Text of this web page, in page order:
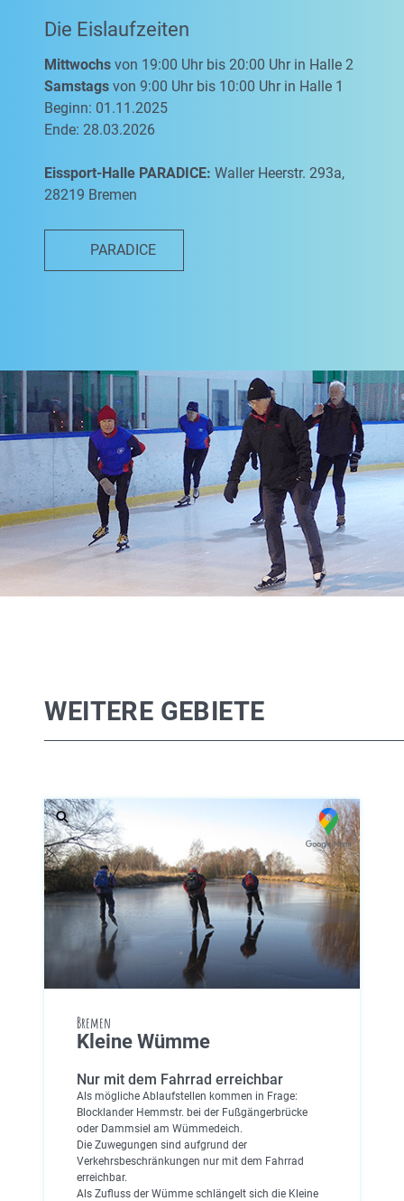
Die Eislaufzeiten
Mittwochs von 19:00 Uhr bis 20:00 Uhr in Halle 2
Samstags von 9:00 Uhr bis 10:00 Uhr in Halle 1
Beginn: 01.11.2025
Ende: 28.03.2026
Eissport-Halle PARADICE: Waller Heerstr. 293a,
28219 Bremen
PARADICE
WEITERE GEBIETE
Bremen
Kleine Wümme
Nur mit dem Fahrrad erreichbar
Als mögliche Ablaufstellen kommen in Frage:
Blocklander Hemmstr. bei der Fußgängerbrücke
oder Dammsiel am Wümmedeich.
Die Zuwegungen sind aufgrund der
Verkehrsbeschränkungen nur mit dem Fahrrad
erreichbar.
Als Zufluss der Wümme schlängelt sich die Kleine